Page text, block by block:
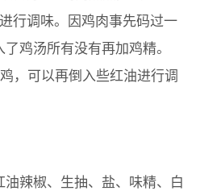
行调味。因鸡肉事先码过一
鸡汤所有没有再加鸡精。
，可以再倒入些红油进行调
辣椒、生抽、盐、味精、白